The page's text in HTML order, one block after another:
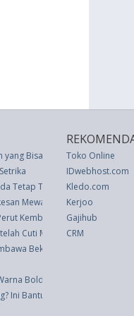
Bisa Meniru Dunia Bawah
Tetap Tepat
Mewah
Kembung
Cuti Melahirkan
Bekal Sehat Ini
Bold dan Regal Pantone
Ini Bantu Asah Keterampilan
Toko Online
IDwebhost.com
Kledo.com
Kerjoo
Gajihub
CRM